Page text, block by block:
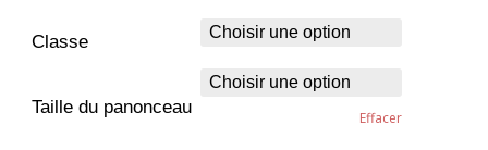
Classe
Taille du panonceau
Effacer